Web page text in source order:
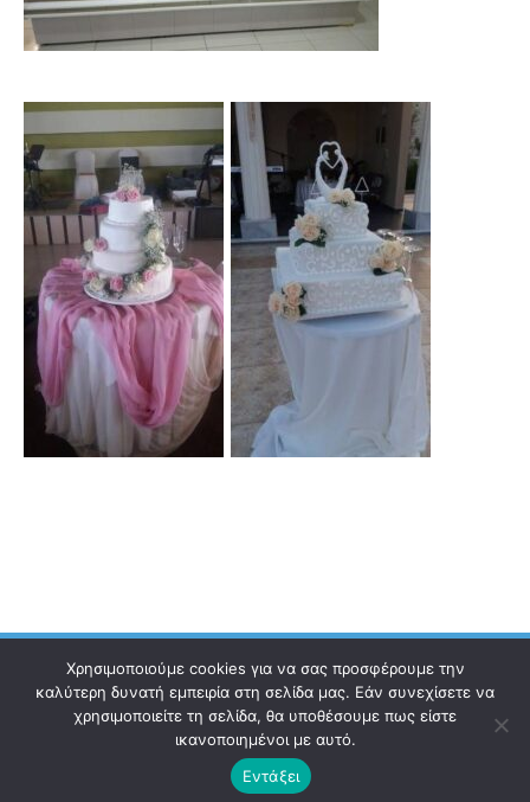
Ηλεκτρονικός Οδηγός Επικοινωνία Όροι χρήσης
© 2021 Copyright ilektronikosodigos.gr.
Χρησιμοποιούμε cookies για να σας προσφέρουμε την
καλύτερη δυνατή εμπειρία στη σελίδα μας. Εάν συνεχίσετε να
χρησιμοποιείτε τη σελίδα, θα υποθέσουμε πως είστε
ικανοποιημένοι με αυτό.
Εντάξει